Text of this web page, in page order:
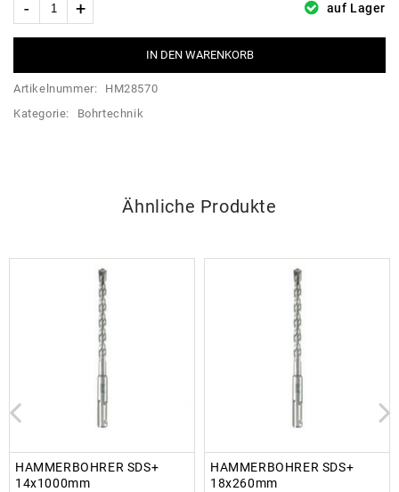
auf Lager
IN DEN WARENKORB
Artikelnummer:
HM28570
Kategorie:
Bohrtechnik
Ähnliche Produkte
HAMMERBOHRER SDS+
14x1000mm
HAMMERBOHRER SDS+
18x260mm